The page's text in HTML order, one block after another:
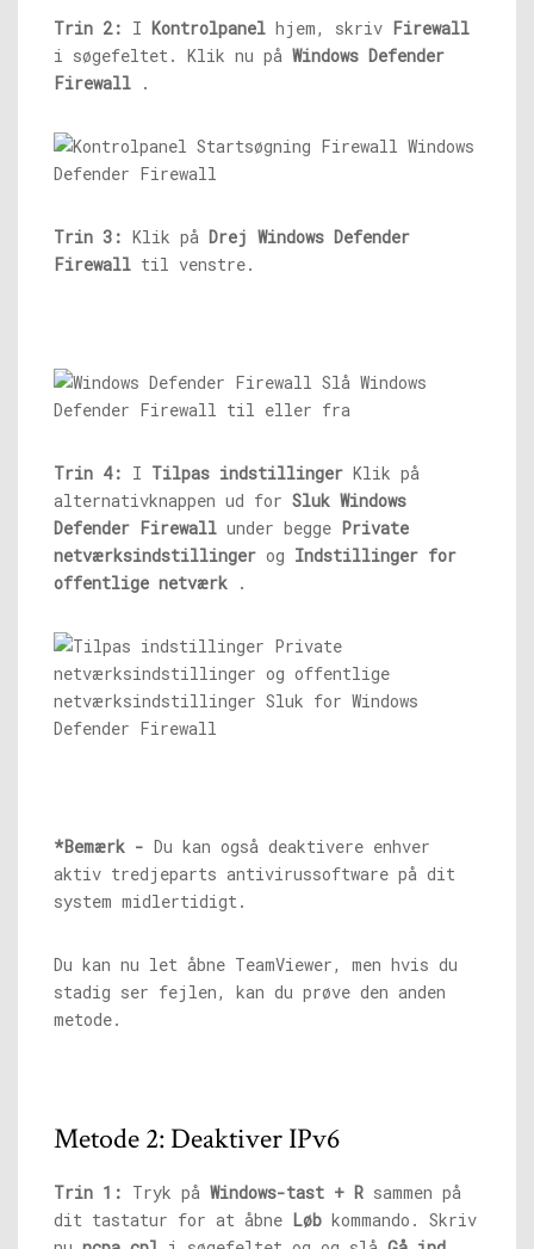
Trin 2: I Kontrolpanel hjem, skriv Firewall
i søgefeltet. Klik nu på Windows Defender
Firewall .
Trin 3: Klik på Drej Windows Defender
Firewall til venstre.
Trin 4: I Tilpas indstillinger Klik på
alternativknappen ud for Sluk Windows
Defender Firewall under begge Private
netværksindstillinger og Indstillinger for
offentlige netværk .
*Bemærk - Du kan også deaktivere enhver
aktiv tredjeparts antivirussoftware på dit
system midlertidigt.
Du kan nu let åbne TeamViewer, men hvis du
stadig ser fejlen, kan du prøve den anden
metode.
Metode 2: Deaktiver IPv6
Trin 1: Tryk på Windows-tast + R sammen på
dit tastatur for at åbne Løb kommando. Skriv